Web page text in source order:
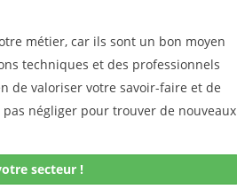
métier, car ils sont un bon moyen
techniques et des professionnels
de valoriser votre savoir-faire et de
négliger pour trouver de nouveaux
secteur !